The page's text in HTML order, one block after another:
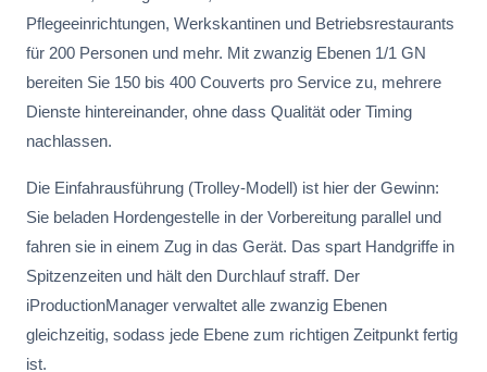
Pflegeeinrichtungen, Werkskantinen und Betriebsrestaurants
für 200 Personen und mehr. Mit zwanzig Ebenen 1/1 GN
bereiten Sie 150 bis 400 Couverts pro Service zu, mehrere
Dienste hintereinander, ohne dass Qualität oder Timing
nachlassen.
Die Einfahrausführung (Trolley-Modell) ist hier der Gewinn:
Sie beladen Hordengestelle in der Vorbereitung parallel und
fahren sie in einem Zug in das Gerät. Das spart Handgriffe in
Spitzenzeiten und hält den Durchlauf straff. Der
iProductionManager verwaltet alle zwanzig Ebenen
gleichzeitig, sodass jede Ebene zum richtigen Zeitpunkt fertig
ist.